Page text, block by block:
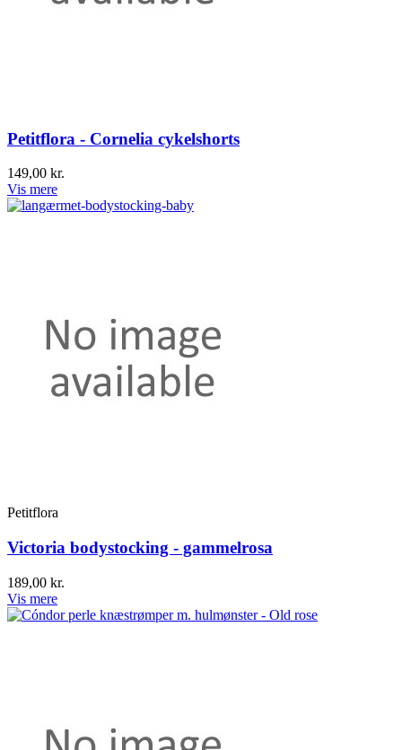
Petitflora - Cornelia cykelshorts
149,00 kr.
Vis mere
Petitflora
Victoria bodystocking - gammelrosa
189,00 kr.
Vis mere